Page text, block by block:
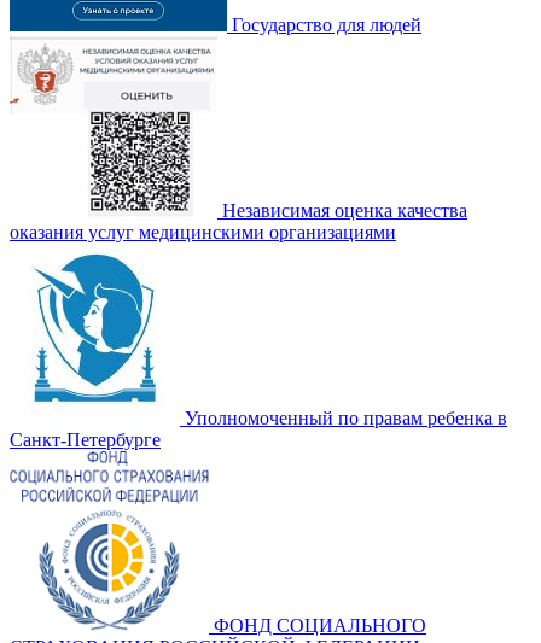
Государство для людей
Независимая оценка качества
оказания услуг медицинскими организациями
Уполномоченный по правам ребенка в
Санкт-Петербурге
ФОНД СОЦИАЛЬНОГО